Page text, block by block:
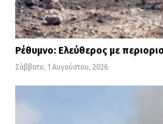
Τόνισε εξάλλου ότι η
μεταφορά αστέγωνσε
είναι «
ανήθικη,
Οίκου
Ρέθυμνο: Ελεύθερος με
Σάββατο, 1 Αυγούστου, 2026